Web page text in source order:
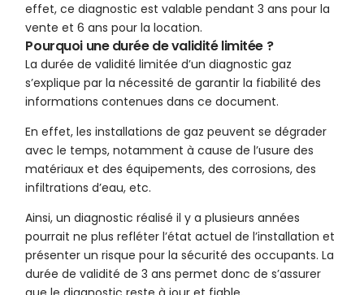
effet, ce diagnostic est valable pendant 3 ans pour la
vente et 6 ans pour la location.
Pourquoi une durée de validité limitée ?
La durée de validité limitée d’un diagnostic gaz
s’explique par la nécessité de garantir la fiabilité des
informations contenues dans ce document.
En effet, les installations de gaz peuvent se dégrader
avec le temps, notamment à cause de l’usure des
matériaux et des équipements, des corrosions, des
infiltrations d’eau, etc.
Ainsi, un diagnostic réalisé il y a plusieurs années
pourrait ne plus refléter l’état actuel de l’installation et
présenter un risque pour la sécurité des occupants. La
durée de validité de 3 ans permet donc de s’assurer